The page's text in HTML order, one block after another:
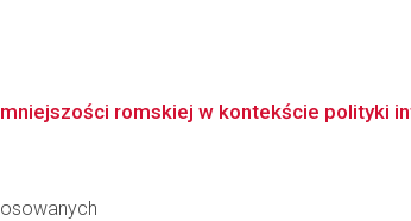
romskiej w kontekście polityki